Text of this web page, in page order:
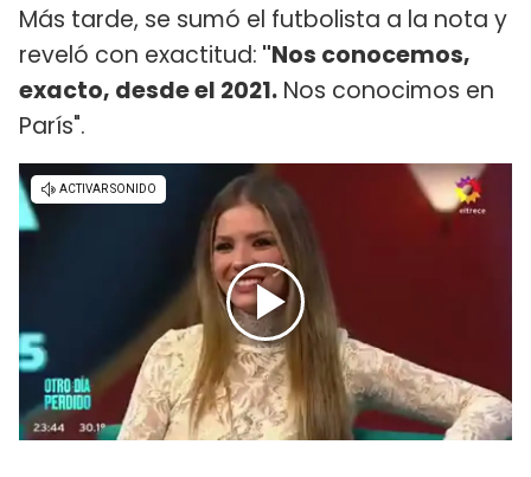
Más tarde, se sumó el futbolista a la nota y
reveló con exactitud: "Nos conocemos,
exacto, desde el 2021. Nos conocimos en
París".